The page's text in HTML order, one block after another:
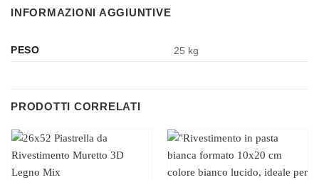
INFORMAZIONI AGGIUNTIVE
PESO 25 kg
PRODOTTI CORRELATI